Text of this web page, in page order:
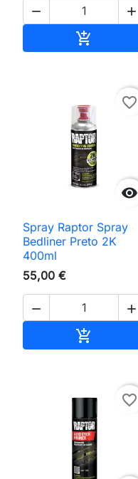
 


favorite_border
Spray Raptor Spray
Bedliner Preto 2K
400ml
55,00 €
 

favorite_border